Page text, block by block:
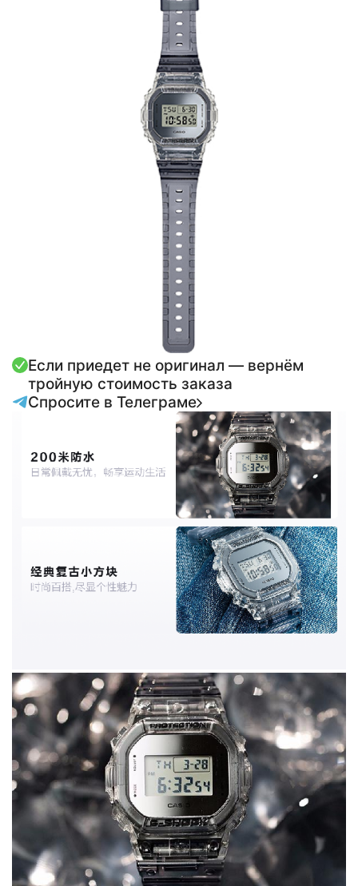
Если приедет не оригинал — вернём
тройную стоимость заказа
Спросите в Телеграме